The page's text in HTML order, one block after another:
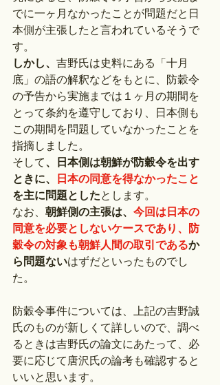
でに一ヶ月なかったことが問題だと日
本側が主張したと言われているそうで
す。
しかし、 吉野氏は史料にある「十月
底」の語の解釈などをもとに、防穀令
の予告から実施までは１ヶ月の期間を
とって条約を遵守しており、日本側も
この期間を問題していなかったことを
指摘しました。
そして、日本側は朝鮮が防穀令を出す
ときに、
日本の同意を得なかったこと
を主に問題としたとします。
なお、 朝鮮側の主張は、 今回は日本の
同意を必要としないケースであり、防
穀令の対象も朝鮮人間の取引であるか
ら問題ないはずだといったものでし
た。
防穀令事件については、上記の吉野誠
氏のものが新しくて詳しいので、調べ
るときは吉野氏の論文にあたって、必
要に応じて唐沢氏の論考も確認すると
いいと思います。